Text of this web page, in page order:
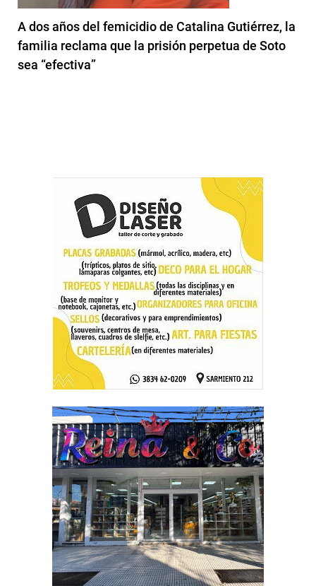
A dos años del femicidio de Catalina Gutiérrez, la
familia reclama que la prisión perpetua de Soto
sea “efectiva”